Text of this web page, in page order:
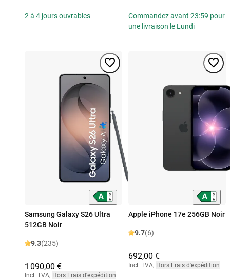
2 à 4 jours ouvrables
Commandez avant 23:59 pour
une livraison le Lundi
Samsung Galaxy S26 Ultra
512GB Noir
9.3(235)
1 090,00 €
Incl. TVA, Hors Frais d'expédition
Apple iPhone 17e 256GB Noir
9.7(6)
692,00 €
Incl. TVA, Hors Frais d'expédition